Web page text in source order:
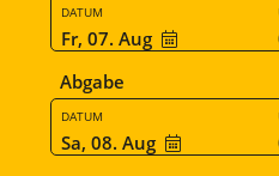
DATUM
Fr, 07. Aug
Abgabe
DATUM
Sa, 08. Aug